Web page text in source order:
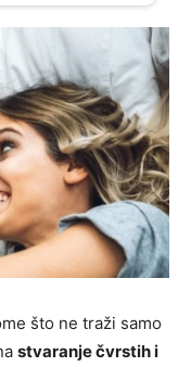
što ne traži samo
stvaranje čvrstih i